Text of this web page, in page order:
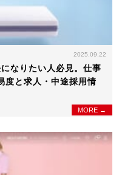
2025.09.22
なりたい人必見。仕事
度と求人・中途採用情
MORE →